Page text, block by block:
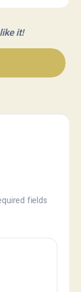
it!
fields